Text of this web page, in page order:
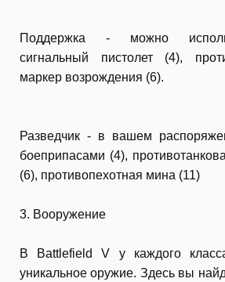
Поддержка - можно
сигнальный пистолет (4),
маркер возрождения (6).
Разведчик - в вашем
боеприпасами (4),
(6), противопехотная мина (11)
3. Вооружение
В Battlefield V у каждого
уникальное оружие. Здесь вы